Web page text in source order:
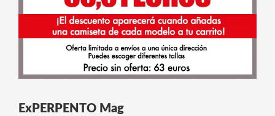
ExPERPENTO Mag